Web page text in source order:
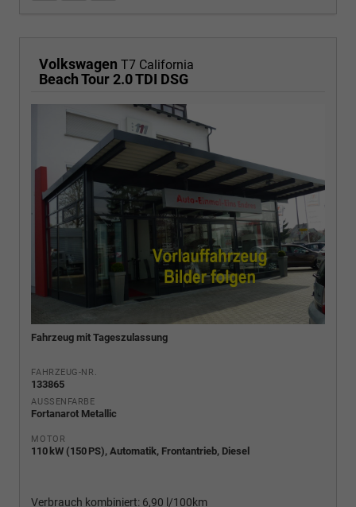
Volkswagen T7 California
Beach Tour 2.0 TDI DSG
Fahrzeug mit Tageszulassung
FAHRZEUG-NR.
133865
AUSSENFARBE
Fortanarot Metallic
MOTOR
110 kW (150 PS), Automatik, Frontantrieb, Diesel
Verbrauch kombiniert: 6,90 l/100km